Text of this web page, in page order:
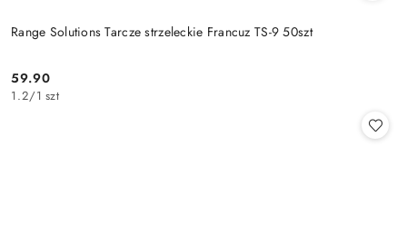
Range Solutions Tarcze strzeleckie Francuz TS-9 50szt
Cena:
59.90
1.2/1 szt